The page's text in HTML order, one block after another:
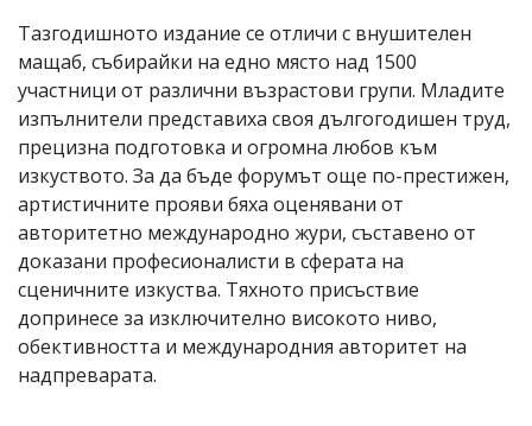
Тазгодишното издание се отличи с внушителен
мащаб, събирайки на едно място над 1500
участници от различни възрастови групи. Младите
изпълнители представиха своя дългогодишен труд,
прецизна подготовка и огромна любов към
изкуството. За да бъде форумът още по-престижен,
артистичните прояви бяха оценявани от
авторитетно международно жури, съставено от
доказани професионалисти в сферата на
сценичните изкуства. Тяхното присъствие
допринесе за изключително високото ниво,
обективността и международния авторитет на
надпреварата.